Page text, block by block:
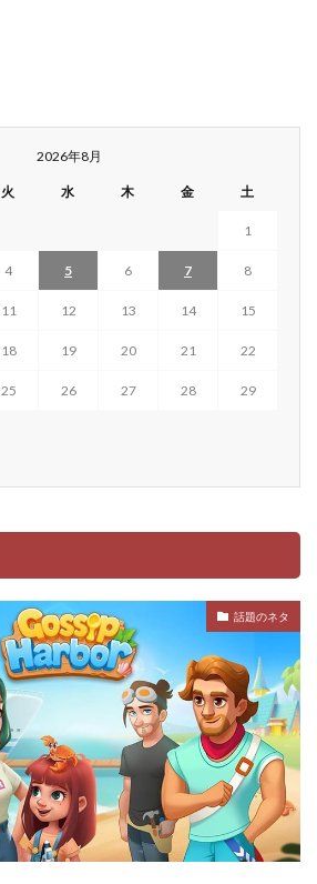
2026年8月
火 水 木 金 土
1
4 5 6 7 8
11 12 13 14 15
18 19 20 21 22
25 26 27 28 29
話題のネタ